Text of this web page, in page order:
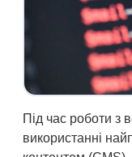
Під час роботи з
використанні